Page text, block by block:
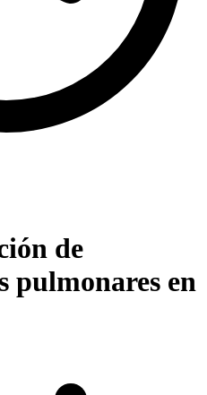
de
pulmonares en